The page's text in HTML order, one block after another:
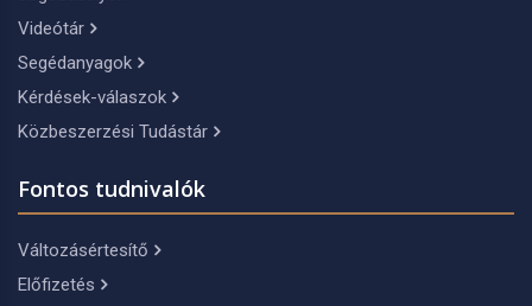
Videótár
Segédanyagok
Kérdések-válaszok
Közbeszerzési Tudástár
Fontos tudnivalók
Változásértesítő
Előfizetés